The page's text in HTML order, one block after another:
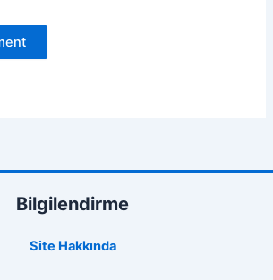
Bilgilendirme
Site Hakkında